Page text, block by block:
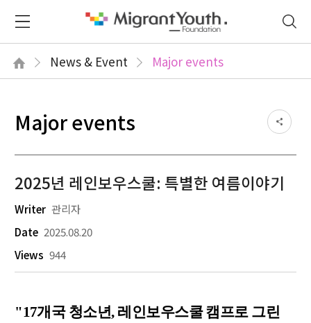
News & Event Major events
Major events
2025년 레인보우스쿨: 특별한 여름이야기
Writer 관리자
Date 2025.08.20
Views 944
"17개국 청소년, 레인보우스쿨 캠프로 그린